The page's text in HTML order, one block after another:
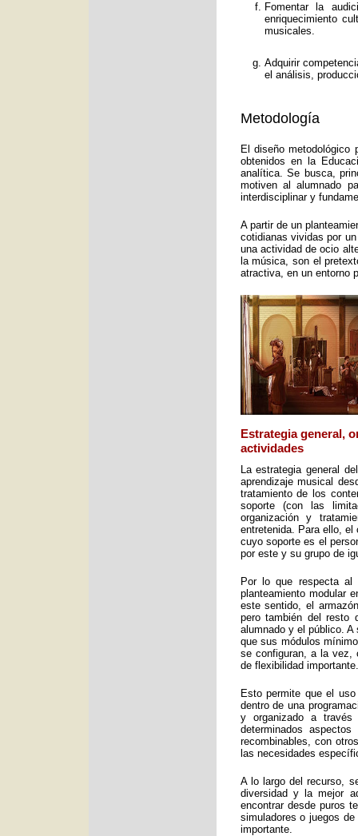
Fomentar la
enriquecimiento
musicales.
Adquirir
el análisis,
Metodología
El diseño metodológico
obtenidos en la
analítica. Se busca,
motiven al alumnado
interdisciplinar y
A partir de un
cotidianas vividas por
una actividad de ocio
la música, son el
atractiva, en un entorno
Estrategia general,
actividades
La estrategia general
aprendizaje musical
tratamiento de los
soporte (con las
organización y
entretenida. Para ello,
cuyo soporte es el
por este y su grupo de
Por lo que respecta al
planteamiento modular
este sentido, el
pero también del resto
alumnado y el público.
que sus módulos
se configuran, a la vez,
de flexibilidad importante.
Esto permite que el
dentro de una
y organizado a
determinados
recombinables, con
las necesidades
A lo largo del recurso,
diversidad y la mejor
encontrar desde puros
simuladores o juegos
importante.